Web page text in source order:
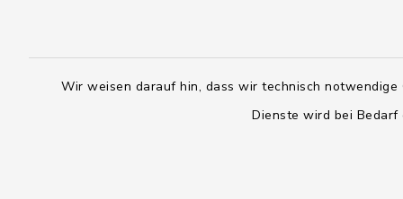
Wir weisen darauf hin, dass wir technisch
Dienste wird bei